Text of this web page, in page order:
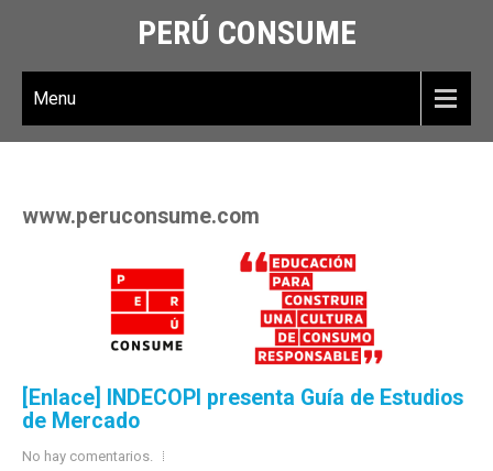
PERÚ CONSUME
Menu
www.peruconsume.com
[Enlace] INDECOPI presenta Guía de Estudios
de Mercado
No hay comentarios.